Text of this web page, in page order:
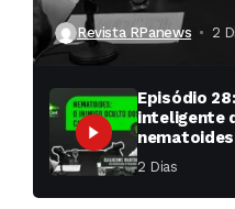
produtividade
Revista RPanews 2
Episódio
inteligente
aumentar a
soqueiras?
2 Dias ⁮